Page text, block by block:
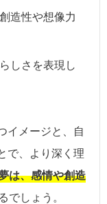
造性や想像力
しさを表現し
イメージと、自
で、より深く理
は、感情や創造
でしょう。